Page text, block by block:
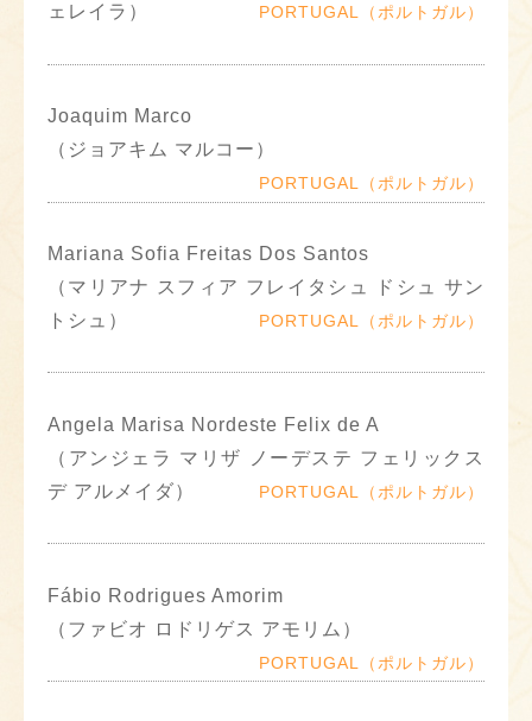
ェレイラ）
PORTUGAL（ポルトガル）
Joaquim Marco
（ジョアキム マルコー）
PORTUGAL（ポルトガル）
Mariana Sofia Freitas Dos Santos
（マリアナ スフィア フレイタシュ ドシュ サン
トシュ）
PORTUGAL（ポルトガル）
Angela Marisa Nordeste Felix de A
（アンジェラ マリザ ノーデステ フェリックス
デ アルメイダ）
PORTUGAL（ポルトガル）
Fábio Rodrigues Amorim
（ファビオ ロドリゲス アモリム）
PORTUGAL（ポルトガル）